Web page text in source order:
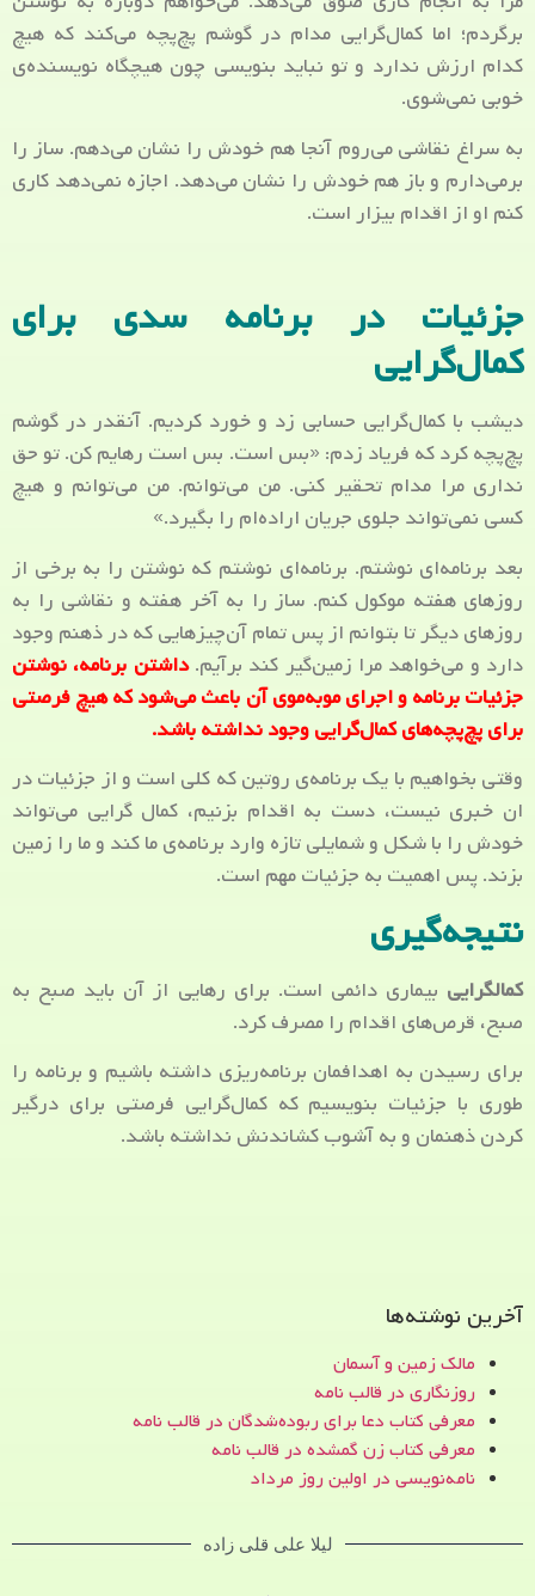
برگردم؛ اما کمال‌گرایی مدام در گوشم پچ‌پچه می‌کند که هیچ
کدام ارزش ندارد و تو نباید بنویسی چون هیچگاه نویسنده‌ی
خوبی نمی‌شوی.
به سراغ نقاشی می‌روم آنجا هم خودش را نشان می‌دهم. ساز را
برمی‌دارم و باز هم خودش را نشان می‌دهد. اجازه نمی‌دهد کاری
کنم او از اقدام بیزار است.
جزئیات در برنامه سدی برای
کمال‌گرایی
دیشب با کمال‌گرایی حسابی زد و خورد کردیم. آنقدر در گوشم
پچ‌پچه کرد که فریاد زدم: «بس است. بس است رهایم کن. تو حق
نداری مرا مدام تحقیر کنی. من می‌توانم. من می‌توانم و هیچ
کسی نمی‌تواند جلوی جریان اراده‌ام را بگیرد.»
بعد برنامه‌ای نوشتم. برنامه‌‌ای نوشتم که نوشتن را به برخی از
روزهای هفته موکول کنم. ساز را به آخر هفته و نقاشی را به
روزهای دیگر تا بتوانم از پس تمام آن‌‌چیزهایی که در ذهنم وجود
دارد و می‌خواهد مرا زمین‌گیر کند برآیم.داشتن برنامه، نوشتن
جزئیات برنامه و اجرای موبه‌موی آن باعث می‌شود که هیچ فرصتی
برای پچ‌پچه‌های کمال‌گرایی وجود نداشته باشد.
وقتی بخواهیم با یک برنامه‌ی روتین که کلی است و از جزئیات در
ان خبری نیست، دست به اقدام بزنیم، کمال گرایی می‌تواند
خودش را با شکل و شمایلی تازه وارد برنامه‌ی ما کند و ما را زمین
بزند. پس اهمیت به جزئیات مهم است.
نتیجه‌گیری
کمالگرایی بیماری دائمی است. برای رهایی از آن باید صبح به
صبح، قرص‌های اقدام را مصرف کرد.
برای رسیدن به اهدافمان برنامه‌ریزی داشته باشیم و برنامه را
طوری با جزئیات بنویسیم که کمال‌گرایی فرصتی برای درگیر
کردن ذهنمان و به آشوب کشاندنش نداشته باشد.
آخرین نوشته‌ها
مالک زمین و آسمان
روزنگاری در قالب نامه
معرفی کتاب دعا برای ربوده‌شدگان در قالب نامه
معرفی کتاب زن‌ گمشده در قالب نامه
نامه‌نویسی در اولین روز مرداد
لیلا علی قلی زاده